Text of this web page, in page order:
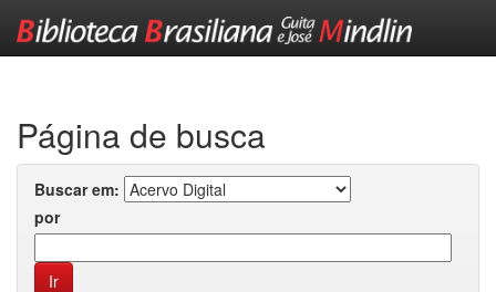
Página de busca
Buscar em:
por